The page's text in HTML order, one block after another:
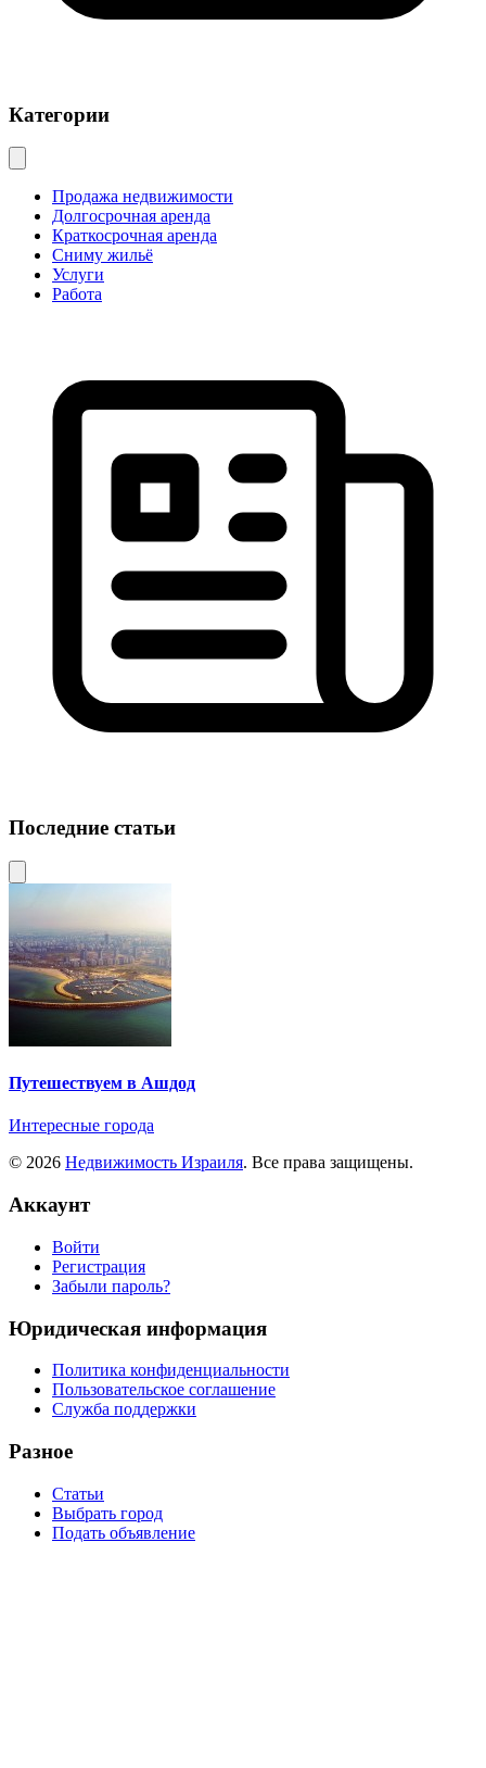
Категории
Продажа недвижимости
Долгосрочная аренда
Краткосрочная аренда
Сниму жильё
Услуги
Работа
Последние статьи
Путешествуем в Ашдод
Интересные города
© 2026 Недвижимость Израиля. Все права защищены.
Аккаунт
Войти
Регистрация
Забыли пароль?
Юридическая информация
Политика конфиденциальности
Пользовательское соглашение
Служба поддержки
Разное
Статьи
Выбрать город
Подать объявление